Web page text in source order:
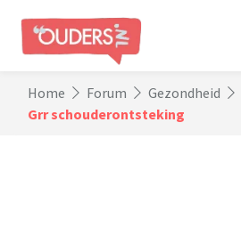
Home Forum
Gezondheid
Grr schouderontsteking